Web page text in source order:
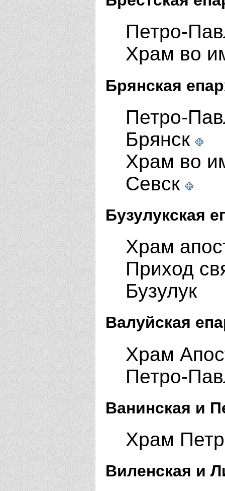
Петро-
Храм во
Брянская
Петро-
Брянск
Храм во
Севск
Бузулукская
Храм
Приход
Бузулук
Валуйская
Храм
Петро-
Ванинская и
Храм
Виленская и